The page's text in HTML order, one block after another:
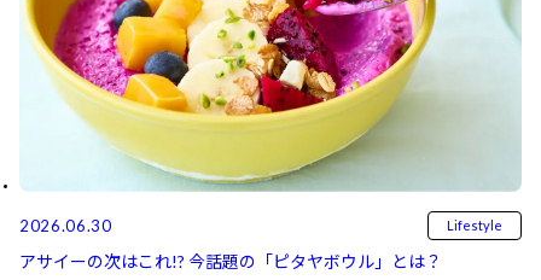
2026.06.30 Lifestyle
アサイーの次はこれ!? 今話題の「ピタヤボウル」とは？